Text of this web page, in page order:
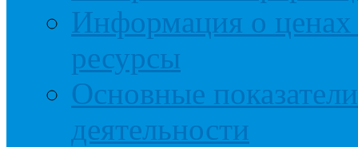
Информация о
ресурсы
Основные
деятельности